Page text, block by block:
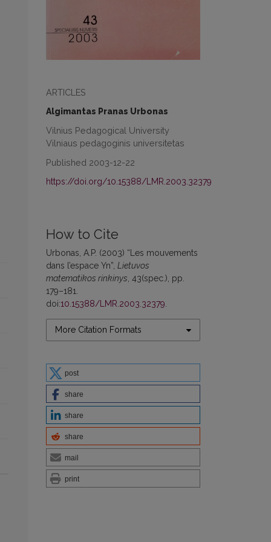
ARTICLES
Algimantas Pranas Urbonas
Vilnius Pedagogical University
Vilniaus pedagoginis universitetas
Published 2003-12-22
https://doi.org/10.15388/LMR.2003.32379
How to Cite
Urbonas, A.P. (2003) “Les mouvements
dans l’espace Yn”, Lietuvos
matematikos rinkinys, 43(spec.), pp.
179–181.
doi:10.15388/LMR.2003.32379.
More Citation Formats
post
share
share
share
mail
print